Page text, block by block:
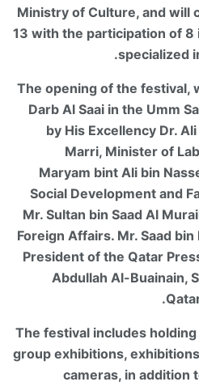
Ministry of Culture, and will
13 with the participation of
specialized
The opening of the festival,
Darb Al Saai in the Umm
by His Excellency Dr.
Marri, Minister of
Maryam bint Ali bin
Social Development and
Mr. Sultan bin Saad Al
Foreign Affairs. Mr. Saad
President of the Qatar
Abdullah Al-Buainain,
The festival includes
group exhibitions,
cameras, in addition